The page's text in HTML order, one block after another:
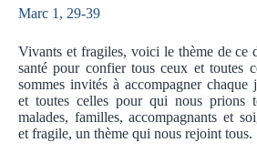
Marc 1, 29-39
Vivants et fragiles, voici le thème de ce
santé pour confier tous ceux et toutes
sommes invités à accompagner chaque
et toutes celles pour qui nous prions
malades, familles, accompagnants et
et fragile, un thème qui nous rejoint tous.